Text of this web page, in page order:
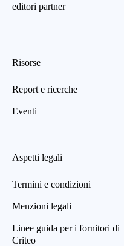
editori partner
Risorse
Report e ricerche
Eventi
Aspetti legali
Termini e condizioni
Menzioni legali
Linee guida per i fornitori di
Criteo